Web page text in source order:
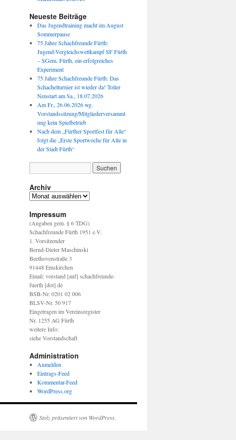
Neueste Beiträge
Das Jugendtraining macht im August
Sommerpause
75 Jahre Schachfreunde Fürth:
Jugend-Vergleichswettkampf SF Fürth
– SGem. Fürth, ein erfolgreiches
Experiment
75 Jahre Schachfreunde Fürth: Das
Schachelturnier ist wieder da! Toller
Neustart am Sa., 18.07.2026
Am Fr., 26.06.2026 wg.
Vorstandssitzung/Mitgliederversamml
ung kein Spielbetrieb
Nach dem „Fürther Sportfest für Alle“
folgt die „Erste Sportwoche für Alle in
der Stadt Fürth“
Archiv
Archiv
Impressum
(Angaben gem. § 6 TDG)
Schachfreunde Fürth 1951 e.V.
1. Vorsitzender
Bernd-Dieter Maschinski
Beethovenstraße 3
91448 Emskirchen
Email: vorstand [auf] schachfreunde-
fuerth [dot] de
BSB-Nr. 0201 02 006
BLSV-Nr. 50 917
Eingetragen im Vereinsregister
Nr. 1255 AG Fürth
weitere Info:
siehe Vorstandschaft
Administration
Anmelden
Eintrags-Feed
Kommentar-Feed
WordPress.org
Stolz präsentiert von WordPress.